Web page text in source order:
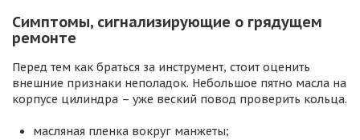
Симптомы, сигнализирующие о грядущем
ремонте
Перед тем как браться за инструмент, стоит оценить
внешние признаки неполадок. Небольшое пятно масла на
корпусе цилиндра – уже веский повод проверить кольца.
масляная пленка вокруг манжеты;